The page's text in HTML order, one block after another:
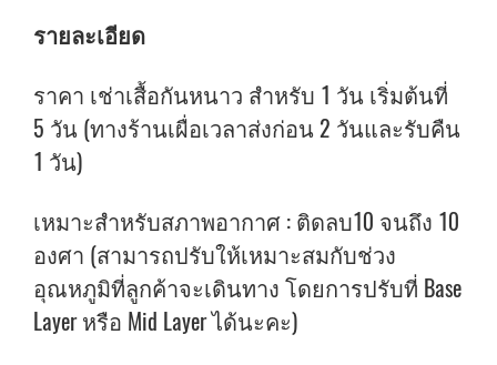
รายละเอียด
ราคา เช่าเสื้อกันหนาว สำหรับ 1 วัน เริ่มต้นที่
5 วัน (ทางร้านเผื่อเวลาส่งก่อน 2 วันและรับคืน
1 วัน)
เหมาะสำหรับสภาพอากาศ : ติดลบ10 จนถึง 10
องศา (สามารถปรับให้เหมาะสมกับช่วง
อุณหภูมิที่ลูกค้าจะเดินทาง โดยการปรับที่ Base
Layer หรือ Mid Layer ได้นะคะ)